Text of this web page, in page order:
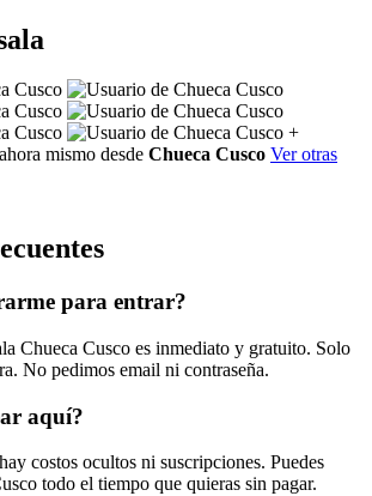
+
mismo desde Chueca Cusco Ver otras
para entrar?
Chueca Cusco es inmediato y gratuito. Solo
No pedimos email ni contraseña.
aquí?
costos ocultos ni suscripciones. Puedes
todo el tiempo que quieras sin pagar.